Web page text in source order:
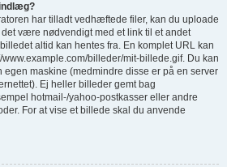
har tilladt vedhæftede filer, kan du uploade
være nødvendigt med et link til et andet
altid kan hentes fra. En komplet URL kan
billeder/mit-billede.gif. Du kan
maskine (medmindre disse er på en server
Ej heller billeder gemt bag
hotmail-/yahoo-postkasser eller andre
For at vise et billede skal du anvende